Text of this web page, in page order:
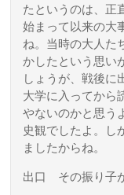
たというのは、正
始まって以来の大
ね。当時の大人た
かしたという思い
しょうが、戦後に
大学に入ってから
やないのかと思う
史観でしたよ。し
ましたからね。
出口 その振り子